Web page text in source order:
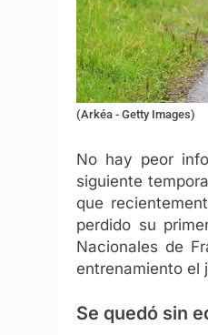
(Arkéa - Getty Images)
No hay peor
siguiente
que
perdido su
Nacionales de
entrenamiento el
Se quedó sin